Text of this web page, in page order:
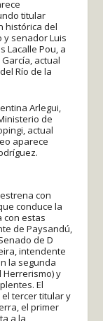
titular
histórica del
y senador Luis
Lacalle Pou, a
actual
Río de la
Arlegui,
de
actual
aparece
con
conduce la
con estas
de Paysandú,
de D
intendente
la segunda
Herrerismo) y
El
tercer titular y
el primer
a la